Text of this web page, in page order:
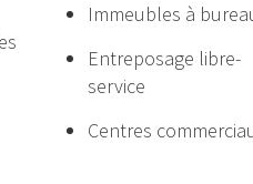
Immeubles à
Entreposage libre-
service
Centres